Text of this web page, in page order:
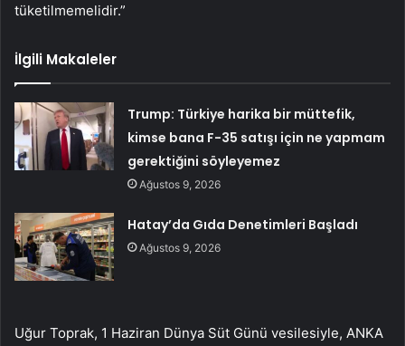
tüketilmemelidir.”
İlgili Makaleler
Trump: Türkiye harika bir müttefik,
kimse bana F-35 satışı için ne yapmam
gerektiğini söyleyemez
Ağustos 9, 2026
Hatay’da Gıda Denetimleri Başladı
Ağustos 9, 2026
Uğur Toprak, 1 Haziran Dünya Süt Günü vesilesiyle, ANKA